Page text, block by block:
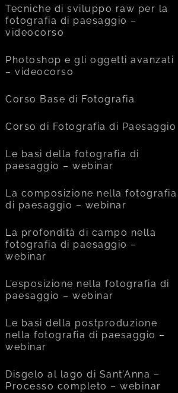
Tecniche di sviluppo raw per la
fotografia di paesaggio –
videocorso
Photoshop e gli oggetti avanzati
– videocorso
Corso Base di Fotografia
Corso di Fotografia di Paesaggio
Le basi della fotografia di
paesaggio – webinar
La composizione nella fotografia
di paesaggio – webinar
La profondità di campo nella
fotografia di paesaggio –
webinar
L’esposizione nella fotografia di
paesaggio – webinar
Le basi della postproduzione
nella fotografia di paesaggio –
webinar
Disgelo al lago di Sant’Anna –
Processo completo – webinar